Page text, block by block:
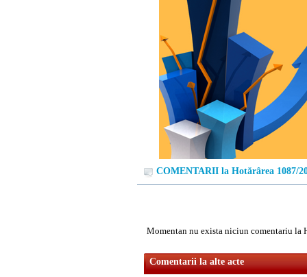
COMENTARII la Hotărârea 1087/
Momentan nu exista niciun comentariu la
Comentarii la alte acte